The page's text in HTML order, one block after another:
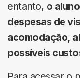
entanto, o
despesas de
acomodação,
possíveis